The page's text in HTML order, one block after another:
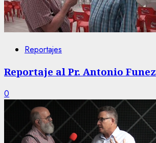
Reportajes
Reportaje al Pr. Antonio Funez
0